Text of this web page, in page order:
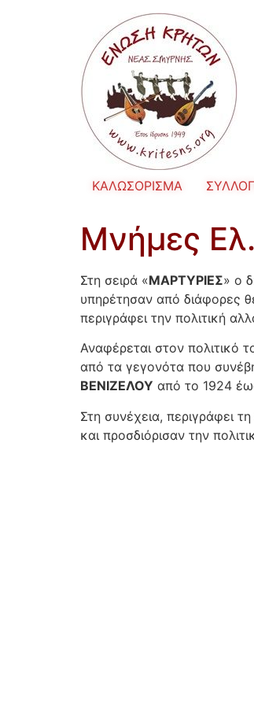
ΚΑΛΩΣΟΡΙΣΜΑ
Μνήμες
Στη σειρά «ΜΑΡΤΥΡΙΕΣ» ο
υπηρέτησαν από διάφορες
περιγράφει την πολιτική
Αναφέρεται στον πολιτικό
από τα γεγονότα που
ΒΕΝΙΖΕΛΟΥ από το 1924
Στη συνέχεια, περιγράφει
και προσδιόρισαν την